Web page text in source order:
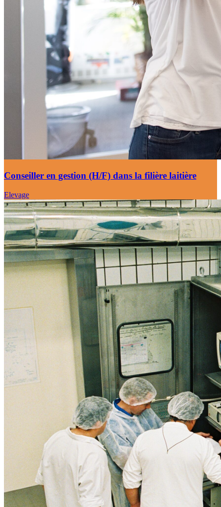
Conseiller en gestion (H/F) dans la filière laitière
Elevage